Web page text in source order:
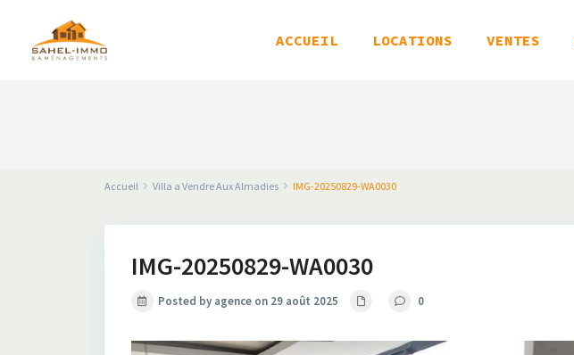
ACCUEIL LOCATIONS VENTES
Accueil Villa a Vendre Aux Almadies IMG-20250829-WA0030
IMG-20250829-WA0030
Posted by agence on 29 août 2025 0